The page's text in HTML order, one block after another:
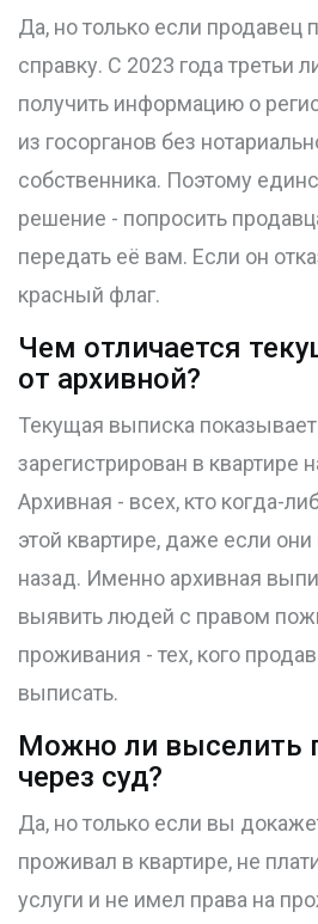
Да, но только если продавец
справку. С 2023 года третьи
получить информацию о
из госорганов без
собственника. Поэтому
решение - попросить
передать её вам. Если он
красный флаг.
Чем отличается
от архивной?
Текущая выписка показывает
зарегистрирован в квартире
Архивная - всех, кто когда-
этой квартире, даже если
назад. Именно архивная
выявить людей с правом
проживания - тех, кого
выписать.
Можно ли выселить
через суд?
Да, но только если вы
проживал в квартире, не
услуги и не имел права на